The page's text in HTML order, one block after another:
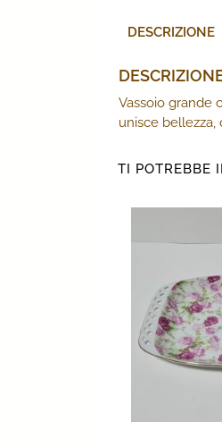
DESCRIZIONE
Vassoio grande
unisce
TI POTREBBE